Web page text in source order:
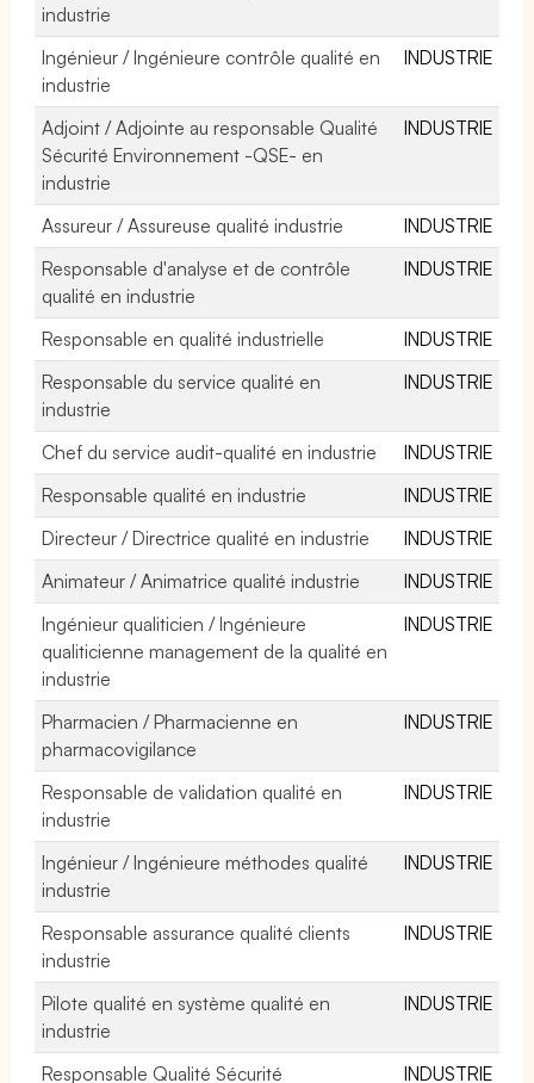
industrie
Ingénieur / Ingénieure contrôle qualité en
industrie
INDUSTRIE
Adjoint / Adjointe au responsable Qualité
Sécurité Environnement -QSE- en
industrie
INDUSTRIE
Assureur / Assureuse qualité industrie
INDUSTRIE
Responsable d'analyse et de contrôle
qualité en industrie
INDUSTRIE
Responsable en qualité industrielle
INDUSTRIE
Responsable du service qualité en
industrie
INDUSTRIE
Chef du service audit-qualité en industrie
INDUSTRIE
Responsable qualité en industrie
INDUSTRIE
Directeur / Directrice qualité en industrie
INDUSTRIE
Animateur / Animatrice qualité industrie
INDUSTRIE
Ingénieur qualiticien / Ingénieure
qualiticienne management de la qualité en
industrie
INDUSTRIE
Pharmacien / Pharmacienne en
pharmacovigilance
INDUSTRIE
Responsable de validation qualité en
industrie
INDUSTRIE
Ingénieur / Ingénieure méthodes qualité
industrie
INDUSTRIE
Responsable assurance qualité clients
industrie
INDUSTRIE
Pilote qualité en système qualité en
industrie
INDUSTRIE
Responsable Qualité Sécurité INDUSTRIE